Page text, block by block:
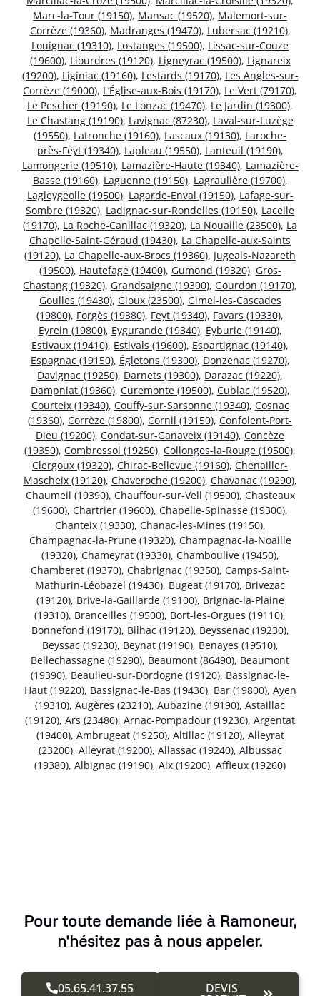
Marc-la-Tour (19150), Mansac (19520), Malemort-sur-
Corrèze (19360), Madranges (19470), Lubersac (19210),
Louignac (19310), Lostanges (19500), Lissac-sur-Couze
(19600), Liourdres (19120), Ligneyrac (19500), Lignareix
(19200), Liginiac (19160), Lestards (19170), Les Angles-sur-
Corrèze (19000), L’Église-aux-Bois (19170), Le Vert (79170),
Le Pescher (19190), Le Lonzac (19470), Le Jardin (19300),
Le Chastang (19190), Lavignac (87230), Laval-sur-Luzège
(19550), Latronche (19160), Lascaux (19130), Laroche-
près-Feyt (19340), Lapleau (19550), Lanteuil (19190),
Lamongerie (19510), Lamazière-Haute (19340), Lamazière-
Basse (19160), Laguenne (19150), Lagraulière (19700),
Lagleygeolle (19500), Lagarde-Enval (19150), Lafage-sur-
Sombre (19320), Ladignac-sur-Rondelles (19150), Lacelle
(19170), La Roche-Canillac (19320), La Nouaille (23500), La
Chapelle-Saint-Géraud (19430), La Chapelle-aux-Saints
(19120), La Chapelle-aux-Brocs (19360), Jugeals-Nazareth
(19500), Hautefage (19400), Gumond (19320), Gros-
Chastang (19320), Grandsaigne (19300), Gourdon (19170),
Goulles (19430), Gioux (23500), Gimel-les-Cascades
(19800), Forgès (19380), Feyt (19340), Favars (19330),
Eyrein (19800), Eygurande (19340), Eyburie (19140),
Estivaux (19410), Estivals (19600), Espartignac (19140),
Espagnac (19150), Égletons (19300), Donzenac (19270),
Davignac (19250), Darnets (19300), Darazac (19220),
Dampniat (19360), Curemonte (19500), Cublac (19520),
Courteix (19340), Couffy-sur-Sarsonne (19340), Cosnac
(19360), Corrèze (19800), Cornil (19150), Confolent-Port-
Dieu (19200), Condat-sur-Ganaveix (19140), Concèze
(19350), Combressol (19250), Collonges-la-Rouge (19500),
Clergoux (19320), Chirac-Bellevue (19160), Chenailler-
Mascheix (19120), Chaveroche (19200), Chavanac (19290),
Chaumeil (19390), Chauffour-sur-Vell (19500), Chasteaux
(19600), Chartrier (19600), Chapelle-Spinasse (19300),
Chanteix (19330), Chanac-les-Mines (19150),
Champagnac-la-Prune (19320), Champagnac-la-Noaille
(19320), Chameyrat (19330), Chamboulive (19450),
Chamberet (19370), Chabrignac (19350), Camps-Saint-
Mathurin-Léobazel (19430), Bugeat (19170), Brivezac
(19120), Brive-la-Gaillarde (19100), Brignac-la-Plaine
(19310), Branceilles (19500), Bort-les-Orgues (19110),
Bonnefond (19170), Bilhac (19120), Beyssenac (19230),
Beyssac (19230), Beynat (19190), Benayes (19510),
Bellechassagne (19290), Beaumont (86490), Beaumont
(19390), Beaulieu-sur-Dordogne (19120), Bassignac-le-
Haut (19220), Bassignac-le-Bas (19430), Bar (19800), Ayen
(19310), Augères (23210), Aubazine (19190), Astaillac
(19120), Ars (23480), Arnac-Pompadour (19230), Argentat
(19400), Ambrugeat (19250), Altillac (19120), Alleyrat
(23200), Alleyrat (19200), Allassac (19240), Albussac
(19380), Albignac (19190), Aix (19200), Affieux (19260)
Pour toute demande liée à Ramoneur,
n'hésitez pas à nous appeler.
05.65.41.37.55 DEVIS